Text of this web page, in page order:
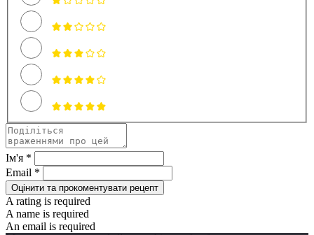
Ім'я *
Email *
Оцінити та прокоментувати рецепт
A rating is required
A name is required
An email is required